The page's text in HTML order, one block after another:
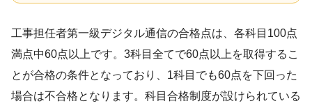
工事担任者第一級デジタル通信の合格点は、各科目100点
満点中60点以上です。3科目全てで60点以上を取得するこ
とが合格の条件となっており、1科目でも60点を下回った
場合は不合格となります。科目合格制度が設けられている